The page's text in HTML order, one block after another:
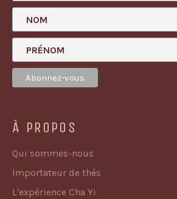
NOM
PRÉNOM
À PROPOS
Qui sommes-nous
Importateur de thés
L'expérience Cha Yi